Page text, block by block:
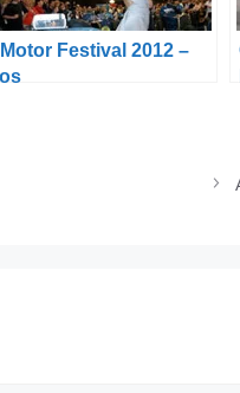
Festival 2012 –